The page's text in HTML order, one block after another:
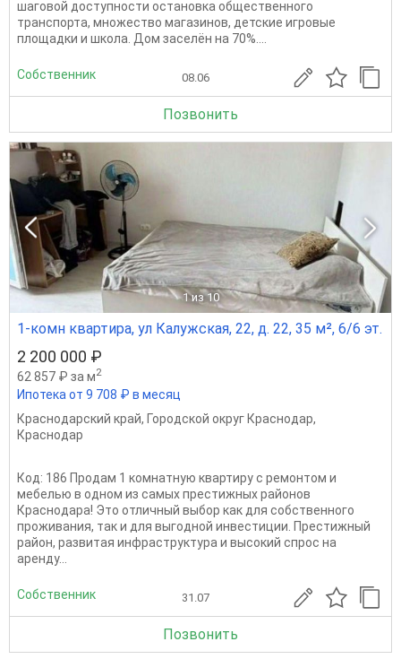
шаговой доступности остановка общественного
транспорта, множество магазинов, детские игровые
площадки и школа. Дом заселён на 70%....
Собственник 08.06
Позвонить
1 из 10
1-комн квартира, ул Калужская, 22, д. 22, 35 м², 6/6 эт.
2 200 000 ₽
62 857 ₽ за м2
Ипотека от 9 708 ₽ в месяц
Краснодарский край, Городской округ Краснодар,
Краснодар
Код: 186 Продам 1 комнатную квартиру с ремонтом и
мебелью в одном из самых престижных районов
Краснодара! Это отличный выбор как для собственного
проживания, так и для выгодной инвестиции. Престижный
район, развитая инфраструктура и высокий спрос на
аренду...
Собственник 31.07
Позвонить